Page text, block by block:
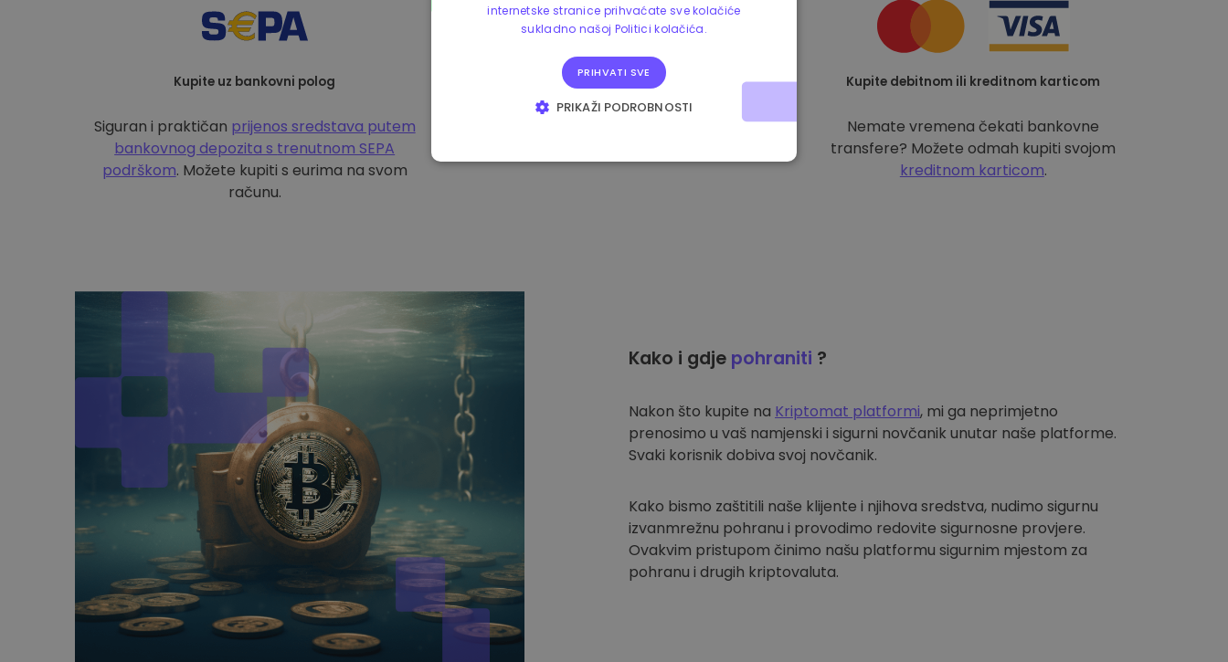
Kupite uz bankovni polog
Siguran i praktičan prijenos sredstava putem
bankovnog depozita s trenutnom SEPA
podrškom. Možete kupiti s eurima na svom
računu.
Kupite debitnom ili kreditnom karticom
Nemate vremena čekati bankovne
transfere? Možete odmah kupiti svojom
kreditnom karticom.
Kako i gdje pohraniti ?
Nakon što kupite na Kriptomat platformi, mi ga neprimjetno
prenosimo u vaš namjenski i sigurni novčanik unutar naše platforme.
Svaki korisnik dobiva svoj novčanik.
Kako bismo zaštitili naše klijente i njihova sredstva, nudimo sigurnu
izvanmrežnu pohranu i provodimo redovite sigurnosne provjere.
Ovakvim pristupom činimo našu platformu sigurnim mjestom za
pohranu i drugih kriptovaluta.
internetske stranice prihvaćate sve kolačiće
sukladno našoj Politici kolačića.
PRIHVATI SVE
PRIKAŽI PODROBNOSTI